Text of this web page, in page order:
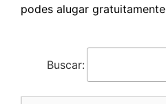
podes alugar
Buscar: